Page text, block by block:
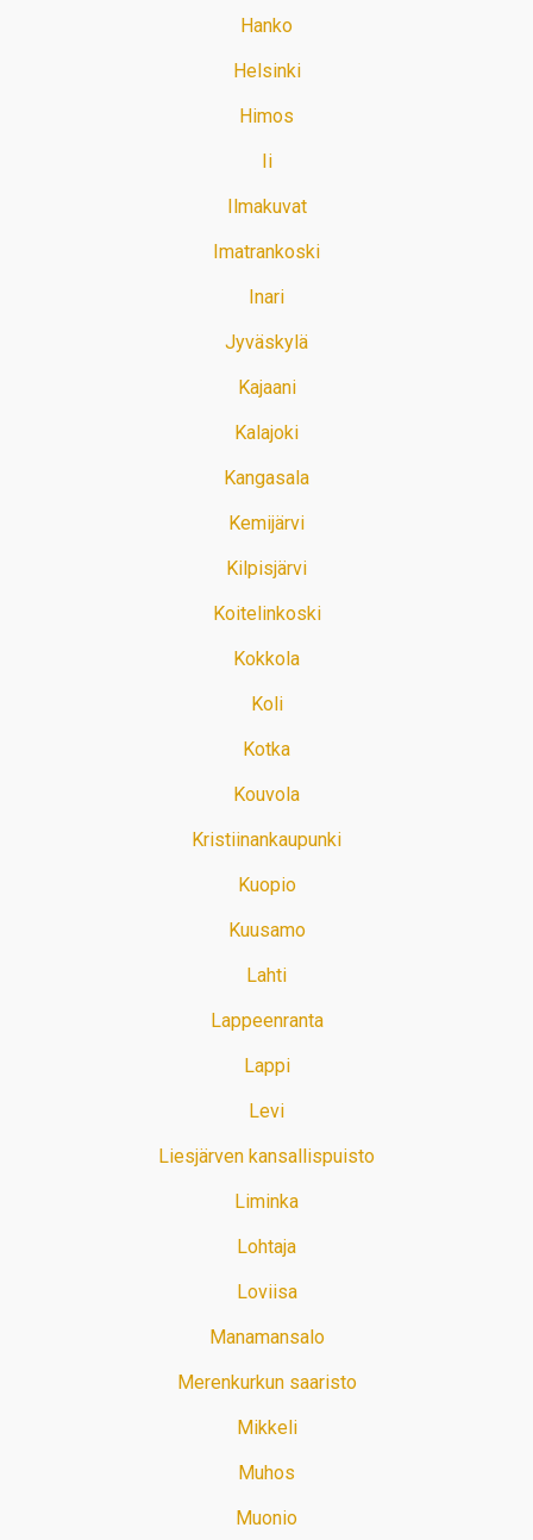
Hanko
Helsinki
Himos
Ii
Ilmakuvat
Imatrankoski
Inari
Jyväskylä
Kajaani
Kalajoki
Kangasala
Kemijärvi
Kilpisjärvi
Koitelinkoski
Kokkola
Koli
Kotka
Kouvola
Kristiinankaupunki
Kuopio
Kuusamo
Lahti
Lappeenranta
Lappi
Levi
Liesjärven kansallispuisto
Liminka
Lohtaja
Loviisa
Manamansalo
Merenkurkun saaristo
Mikkeli
Muhos
Muonio